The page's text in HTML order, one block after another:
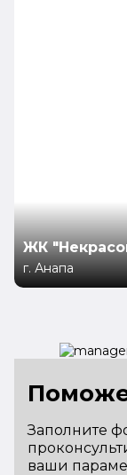
ЖК
г. Анапа
Заполните
ваши